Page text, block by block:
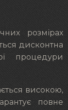
розмірах
дисконтна
процедури
високою,
повне